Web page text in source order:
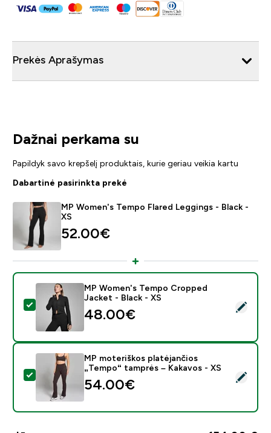
Prekės Aprašymas
Dažnai perkama su
Papildyk savo krepšelį produktais, kurie geriau veikia kartu
Dabartinė pasirinkta prekė
MP Women's Tempo Flared Leggings - Black -
XS
52.00€‎
Pasirinkti šį produktą - MP Women's Tempo Cropped
MP Women's Tempo Cropped
Jacket - Black - XS
48.00€‎
Pasirinkti šį produktą - MP moteriškos platėjančios
MP moteriškos platėjančios
„Tempo“ tamprės – Kakavos - XS
54.00€‎